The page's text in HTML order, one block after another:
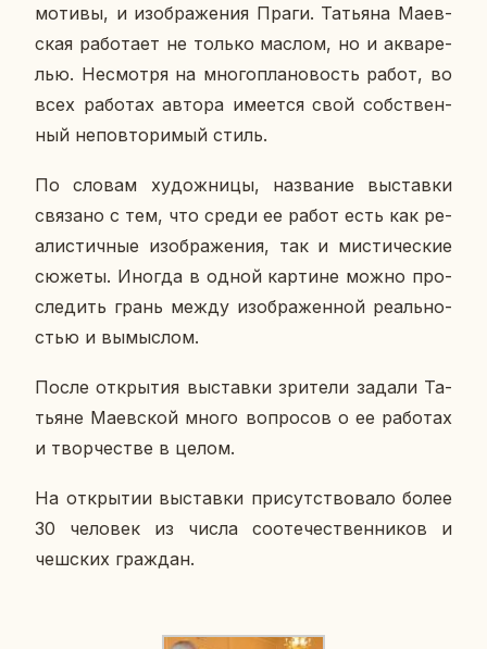
мотивы, и изоб­ра­же­ния Праги. Та­тья­на Ма­ев­
ская ра­бо­та­ет не только маслом, но и ак­ва­ре­
лью. Несмот­ря на мно­го­пла­но­вость работ, во
всех ра­бо­тах автора име­ет­ся свой соб­ствен­
ный непо­вто­ри­мый стиль.
По словам ху­дож­ни­цы, на­зва­ние вы­став­ки
свя­за­но с тем, что среди ее работ есть как ре­
а­ли­стич­ные изоб­ра­же­ния, так и ми­сти­че­ские
сюжеты. Иногда в одной кар­тине можно про­
сле­дить грань между изоб­ра­жен­ной ре­аль­но­
стью и вы­мыс­лом.
После от­кры­тия вы­став­ки зри­те­ли задали Та­
тьяне Ма­ев­ской много во­про­сов о ее ра­бо­тах
и твор­че­стве в целом.
На от­кры­тии вы­став­ки при­сут­ство­ва­ло более
30 че­ло­век из числа со­оте­че­ствен­ни­ков и
чеш­ских граж­дан.